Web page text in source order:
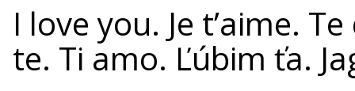
I love you. Je t’aime.
te. Ti amo. Ľúbim ťa.